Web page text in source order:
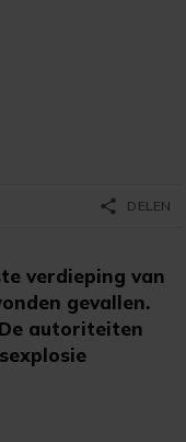
verdieping van
gevallen.
autoriteiten
share DELEN